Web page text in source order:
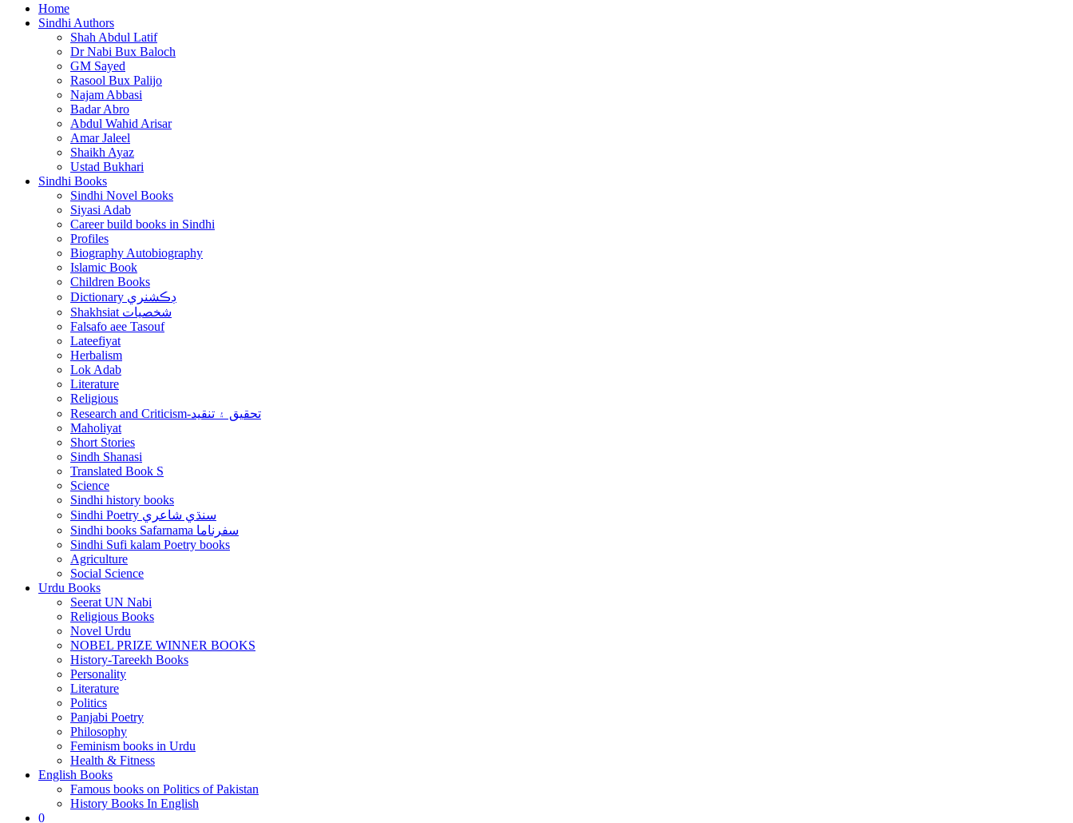
Home
Sindhi Authors
Shah Abdul Latif
Dr Nabi Bux Baloch
GM Sayed
Rasool Bux Palijo
Najam Abbasi
Badar Abro
Abdul Wahid Arisar
Amar Jaleel
Shaikh Ayaz
Ustad Bukhari
Sindhi Books
Sindhi Novel Books
Siyasi Adab
Career build books in Sindhi
Profiles
Biography Autobiography
Islamic Book
Children Books
Dictionary ڊڪشنري
Shakhsiat شخصيات
Falsafo aee Tasouf
Lateefiyat
Herbalism
Lok Adab
Literature
Religious
Research and Criticism-تحقيق ۽ تنقيد
Maholiyat
Short Stories
Sindh Shanasi
Translated Book S
Science
Sindhi history books
Sindhi Poetry سنڌي شاعري
Sindhi books Safarnama سفرناما
Sindhi Sufi kalam Poetry books
Agriculture
Social Science
Urdu Books
Seerat UN Nabi
Religious Books
Novel Urdu
NOBEL PRIZE WINNER BOOKS
History-Tareekh Books
Personality
Literature
Politics
Panjabi Poetry
Philosophy
Feminism books in Urdu
Health & Fitness
English Books
Famous books on Politics of Pakistan
History Books In English
0